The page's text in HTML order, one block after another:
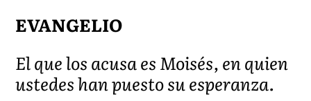
EVANGELIO
El que los acusa es Moisés, en quien
ustedes han puesto su esperanza.